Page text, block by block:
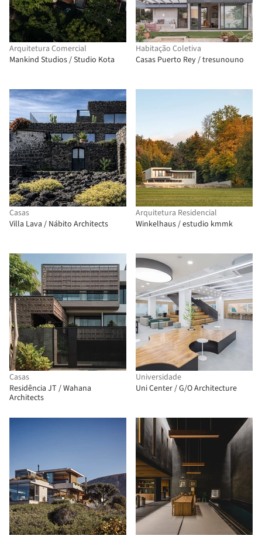
Arquitetura Comercial
Mankind Studios / Studio Kota
Habitação Coletiva
Casas Puerto Rey / tresunouno
Casas
Villa Lava / Nábito Architects
Arquitetura Residencial
Winkelhaus / estudio kmmk
Casas
Residência JT / Wahana
Architects
Universidade
Uni Center / G/O Architecture